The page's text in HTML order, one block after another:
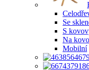
Se
S
Na
Mobilní